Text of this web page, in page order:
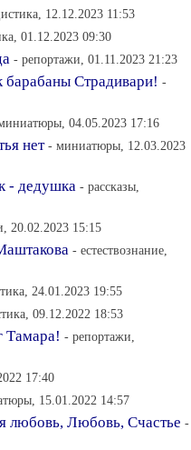
12.12.2023 11:53
01.12.2023 09:30
- репортажи, 01.11.2023 21:23
барабаны Страдивари! -
04.05.2023 17:16
нет - миниатюры, 12.03.2023
- дедушка - рассказы,
20.02.2023 15:15
- естествознание,
24.01.2023 19:55
09.12.2022 18:53
Тамара! - репортажи,
17:40
15.01.2022 14:57
любовь, Любовь, Счастье -